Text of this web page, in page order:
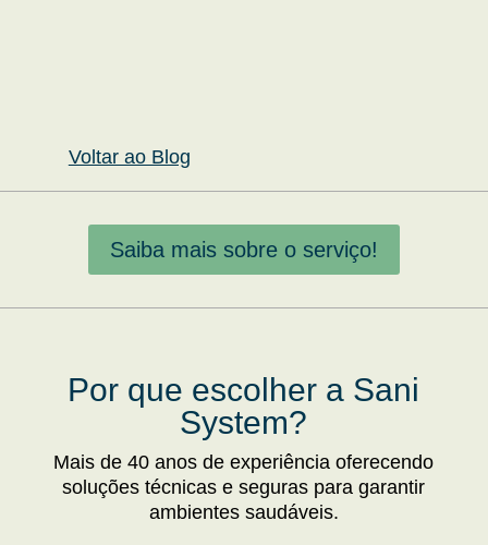
Voltar ao Blog
Saiba mais sobre o serviço!
Por que escolher a Sani
System?
Mais de 40 anos de experiência oferecendo
soluções técnicas e seguras para garantir
ambientes saudáveis.